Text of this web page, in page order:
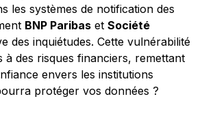
les systèmes de notification des
BNP Paribas et Société
des inquiétudes. Cette vulnérabilité
à des risques financiers, remettant
envers les institutions
protéger vos données ?